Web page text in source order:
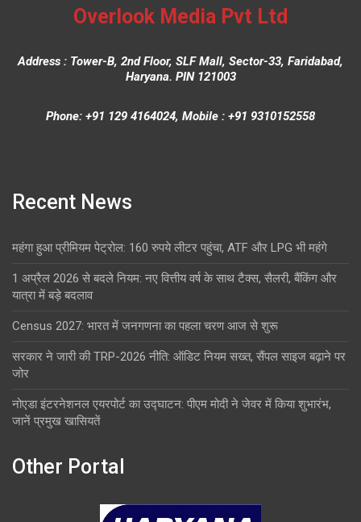
Overlook Media Pvt Ltd
Address : Tower-B, 2nd Floor, SLF Mall, Sector-33, Faridabad,
Haryana. PIN 121003
Phone: +91 129 4164024, Mobile : +91 9310152558
Recent News
महंगा हुआ प्रीमियम पेट्रोल: 160 रुपये लीटर पहुंचा, ATF और LPG भी महंगे
1 अप्रैल 2026 से बदले नियम: नए वित्तीय वर्ष के साथ टैक्स, सैलरी, बैंकिंग और
यात्रा में बड़े बदलाव
Census 2027: भारत में जनगणना का पहला चरण आज से शुरू
सरकार ने जारी की TRP-2026 नीति: ऑडिट नियम सख्त, सैंपल साइज बढ़ाने पर
जोर
नोएडा इंटरनेशनल एयरपोर्ट का उद्घाटन: पीएम मोदी ने जेवर में किया शुभारंभ,
जानें प्रमुख खासियतें
Other Portal